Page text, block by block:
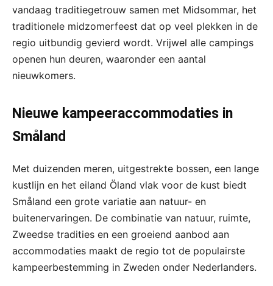
vandaag traditiegetrouw samen met Midsommar, het
traditionele midzomerfeest dat op veel plekken in de
regio uitbundig gevierd wordt. Vrijwel alle campings
openen hun deuren, waaronder een aantal
nieuwkomers.
Nieuwe kampeeraccommodaties in
Småland
Met duizenden meren, uitgestrekte bossen, een lange
kustlijn en het eiland Öland vlak voor de kust biedt
Småland een grote variatie aan natuur- en
buitenervaringen. De combinatie van natuur, ruimte,
Zweedse tradities en een groeiend aanbod aan
accommodaties maakt de regio tot de populairste
kampeerbestemming in Zweden onder Nederlanders.